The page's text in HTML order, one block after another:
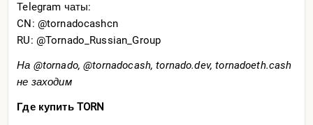
Telegram чаты:
CN: @tornadocashcn
RU: @Tornado_Russian_Group
На @tornado, @tornadocash, tornado.dev, tornadoeth.cash
не заходим
Где купить TORN